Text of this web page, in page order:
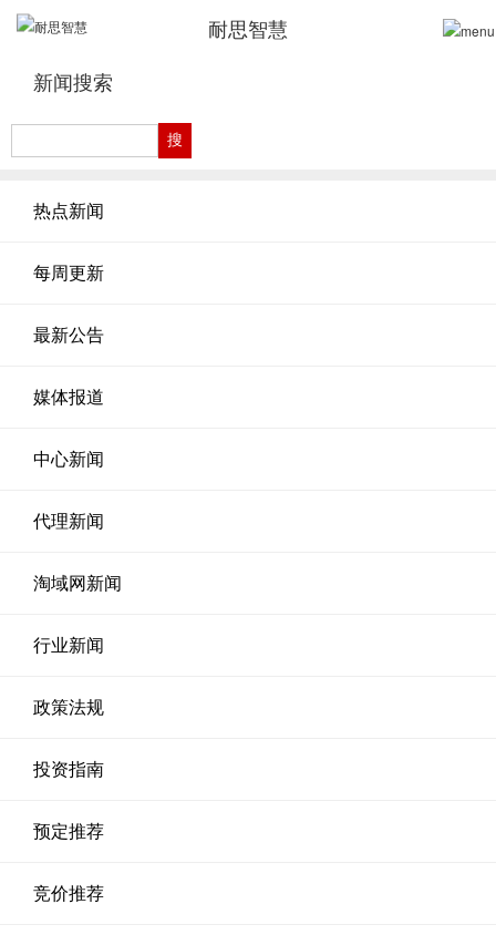
耐思智慧
新闻搜索
热点新闻
每周更新
最新公告
媒体报道
中心新闻
代理新闻
淘域网新闻
行业新闻
政策法规
投资指南
预定推荐
竞价推荐